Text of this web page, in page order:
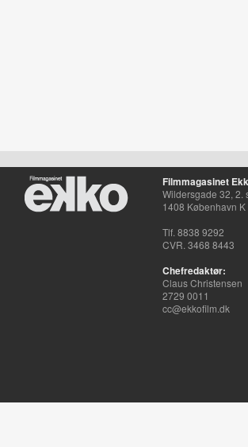
Filmmagasinet
Wildersgade 32, 2.
1408 København K
Tlf. 8838 9292
CVR. 3468 8443
Chefredaktør:
Claus Christensen
2729 0011
cc@ekkofilm.dk